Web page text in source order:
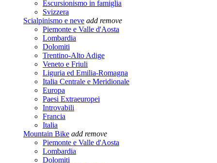
Escursionismo in famiglia
Svizzera
Scialpinismo e neve add remove
Piemonte e Valle d'Aosta
Lombardia
Dolomiti
Trentino-Alto Adige
Veneto e Friuli
Liguria ed Emilia-Romagna
Italia Centrale e Meridionale
Europa
Paesi Extraeuropei
Introvabili
Francia
Italia
Mountain Bike add remove
Piemonte e Valle d'Aosta
Lombardia
Dolomiti